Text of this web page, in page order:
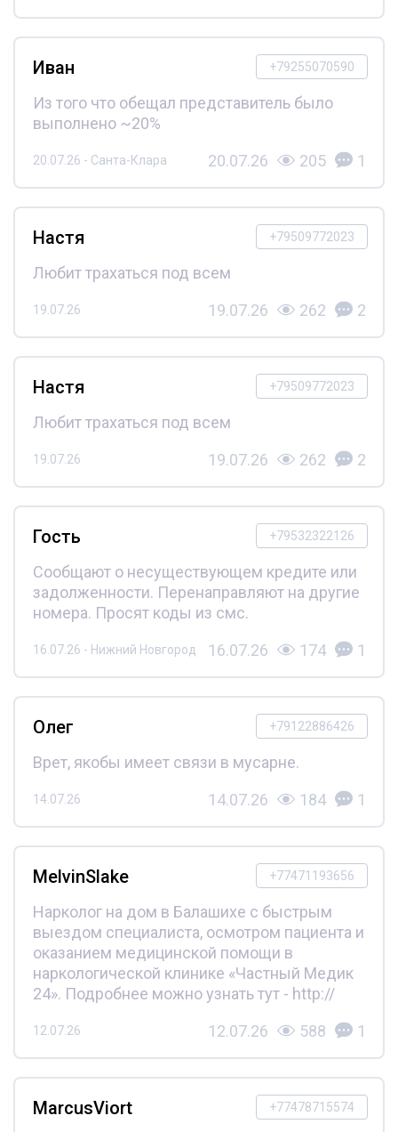
+79255070590
Иван
Из того что обещал представитель было
выполнено ~20%
20.07.26 - Санта-Клара 20.07.26 205 1
+79509772023
Настя
Любит трахаться под всем
19.07.26 19.07.26 262 2
+79509772023
Настя
Любит трахаться под всем
19.07.26 19.07.26 262 2
+79532322126
Гость
Сообщают о несуществующем кредите или
задолженности. Перенаправляют на другие
номера. Просят коды из смс.
16.07.26 - Нижний Новгород 16.07.26 174 1
+79122886426
Олег
Врет, якобы имеет связи в мусарне.
14.07.26 14.07.26 184 1
+77471193656
MelvinSlake
Нарколог на дом в Балашихе с быстрым
выездом специалиста, осмотром пациента и
оказанием медицинской помощи в
наркологической клинике «Частный Медик
24». Подробнее можно узнать тут - http://
12.07.26 12.07.26 588 1
+77478715574
MarcusViort